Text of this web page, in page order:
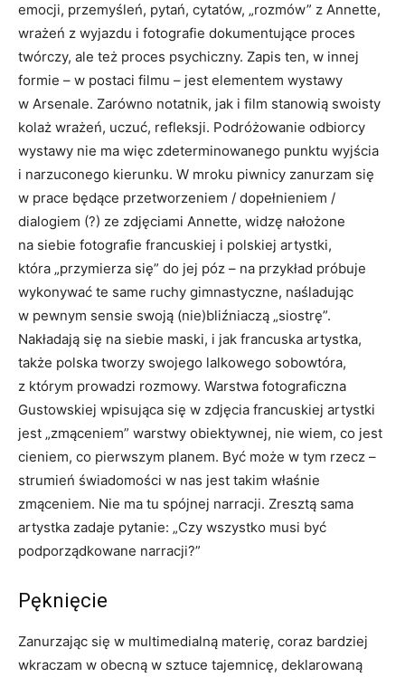
emocji, przemyśleń, pytań, cytatów, „rozmów” z Annette,
wrażeń z wyjazdu i fotografie dokumentujące proces
twórczy, ale też proces psychiczny. Zapis ten, w innej
formie – w postaci filmu – jest elementem wystawy
w Arsenale. Zarówno notatnik, jak i film stanowią swoisty
kolaż wrażeń, uczuć, refleksji. Podróżowanie odbiorcy
wystawy nie ma więc zdeterminowanego punktu wyjścia
i narzuconego kierunku. W mroku piwnicy zanurzam się
w prace będące przetworzeniem / dopełnieniem /
dialogiem (?) ze zdjęciami Annette, widzę nałożone
na siebie fotografie francuskiej i polskiej artystki,
która „przymierza się” do jej póz – na przykład próbuje
wykonywać te same ruchy gimnastyczne, naśladując
w pewnym sensie swoją (nie)bliźniaczą „siostrę”.
Nakładają się na siebie maski, i jak francuska artystka,
także polska tworzy swojego lalkowego sobowtóra,
z którym prowadzi rozmowy. Warstwa fotograficzna
Gustowskiej wpisująca się w zdjęcia francuskiej artystki
jest „zmąceniem” warstwy obiektywnej, nie wiem, co jest
cieniem, co pierwszym planem. Być może w tym rzecz –
strumień świadomości w nas jest takim właśnie
zmąceniem. Nie ma tu spójnej narracji. Zresztą sama
artystka zadaje pytanie: „Czy wszystko musi być
podporządkowane narracji?”
Pęknięcie
Zanurzając się w multimedialną materię, coraz bardziej
wkraczam w obecną w sztuce tajemnicę, deklarowaną